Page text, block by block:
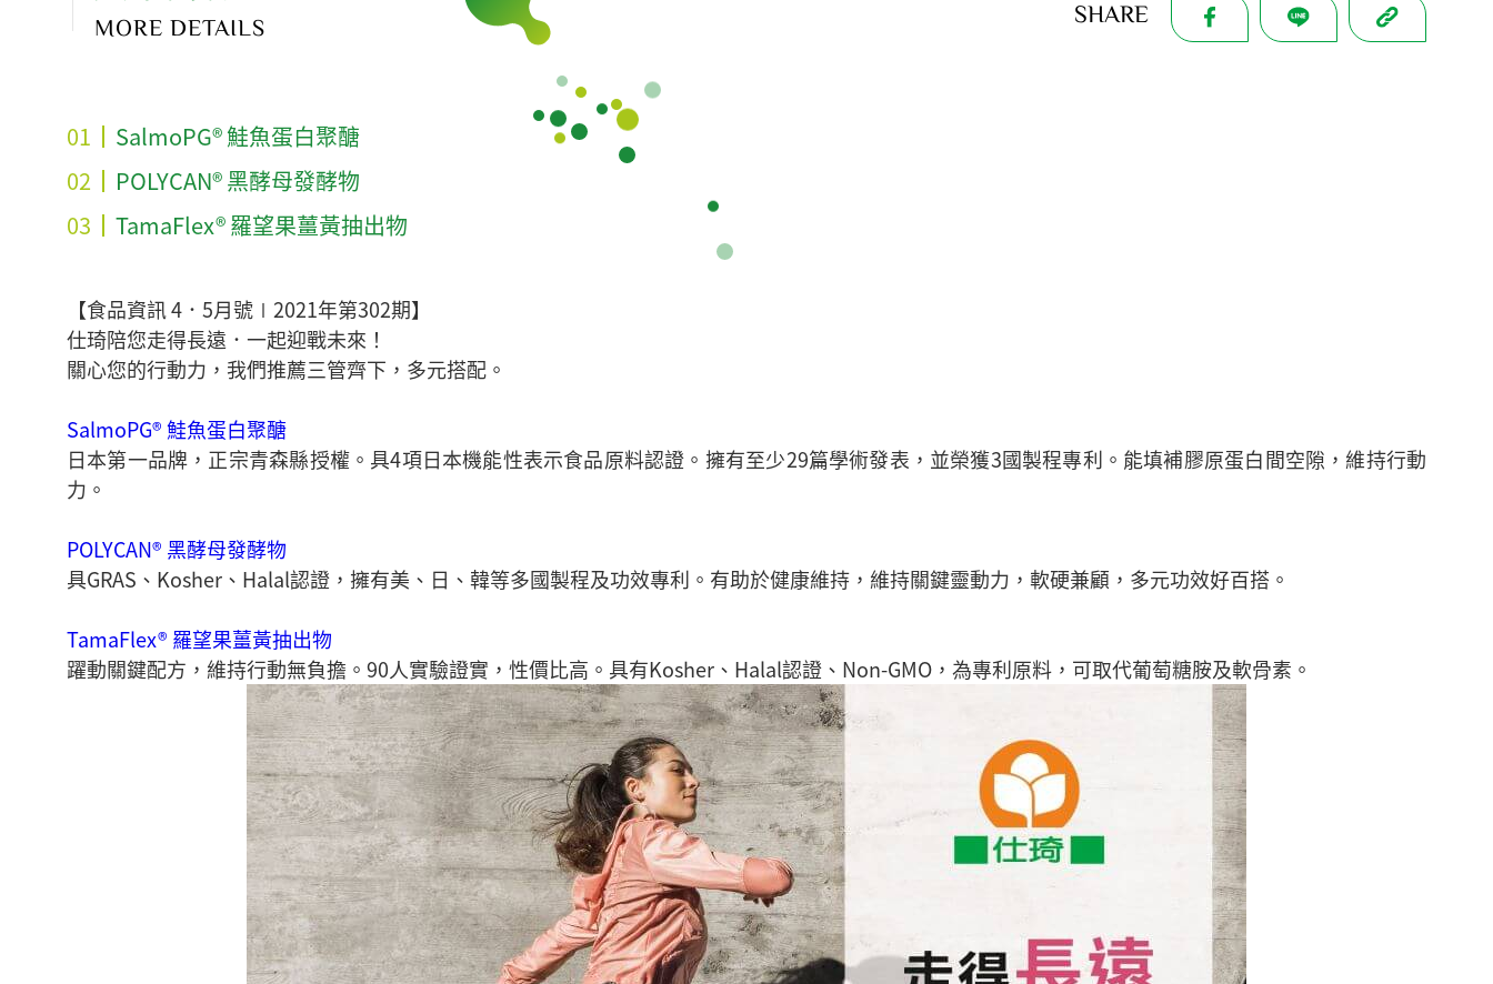
MORE DETAILS SHARE
SalmoPG® 鮭魚蛋白聚醣
POLYCAN® 黑酵母發酵物
TamaFlex® 羅望果薑黃抽出物
【食品資訊 4．5月號∣2021年第302期】
仕琦陪您走得長遠．一起迎戰未來！
關心您的行動力，我們推薦三管齊下，多元搭配。
SalmoPG® 鮭魚蛋白聚醣
日本第一品牌，正宗青森縣授權。具4項日本機能性表示食品原料認證。擁有至少29篇學術發表，並榮獲3國製程專利。能填補膠原蛋白間空隙，維持行動
力。
POLYCAN® 黑酵母發酵物
具GRAS、Kosher、Halal認證，擁有美、日、韓等多國製程及功效專利。有助於健康維持，維持關鍵靈動力，軟硬兼顧，多元功效好百搭。
TamaFlex® 羅望果薑黃抽出物
躍動關鍵配方，維持行動無負擔。90人實驗證實，性價比高。具有Kosher、Halal認證、Non-GMO，為專利原料，可取代葡萄糖胺及軟骨素。